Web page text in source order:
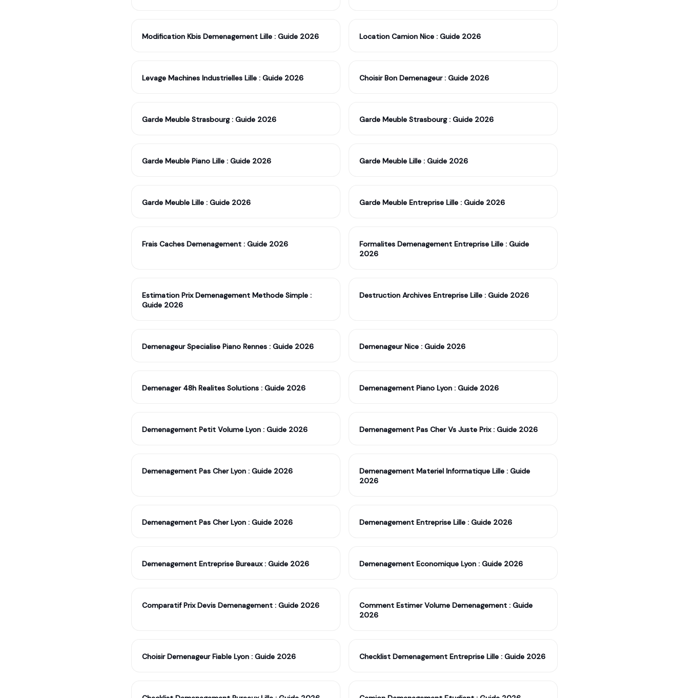
Modification Kbis Demenagement Lille : Guide 2026 Location Camion Nice : Guide 2026
Levage Machines Industrielles Lille : Guide 2026 Choisir Bon Demenageur : Guide 2026
Garde Meuble Strasbourg : Guide 2026 Garde Meuble Strasbourg : Guide 2026
Garde Meuble Piano Lille : Guide 2026 Garde Meuble Lille : Guide 2026
Garde Meuble Lille : Guide 2026 Garde Meuble Entreprise Lille : Guide 2026
Frais Caches Demenagement : Guide 2026
Formalites Demenagement Entreprise Lille : Guide
2026
Estimation Prix Demenagement Methode Simple :
Guide 2026
Destruction Archives Entreprise Lille : Guide 2026
Demenageur Specialise Piano Rennes : Guide 2026 Demenageur Nice : Guide 2026
Demenager 48h Realites Solutions : Guide 2026 Demenagement Piano Lyon : Guide 2026
Demenagement Petit Volume Lyon : Guide 2026 Demenagement Pas Cher Vs Juste Prix : Guide 2026
Demenagement Pas Cher Lyon : Guide 2026
Demenagement Materiel Informatique Lille : Guide
2026
Demenagement Pas Cher Lyon : Guide 2026 Demenagement Entreprise Lille : Guide 2026
Demenagement Entreprise Bureaux : Guide 2026 Demenagement Economique Lyon : Guide 2026
Comparatif Prix Devis Demenagement : Guide 2026
Comment Estimer Volume Demenagement : Guide
2026
Choisir Demenageur Fiable Lyon : Guide 2026 Checklist Demenagement Entreprise Lille : Guide 2026